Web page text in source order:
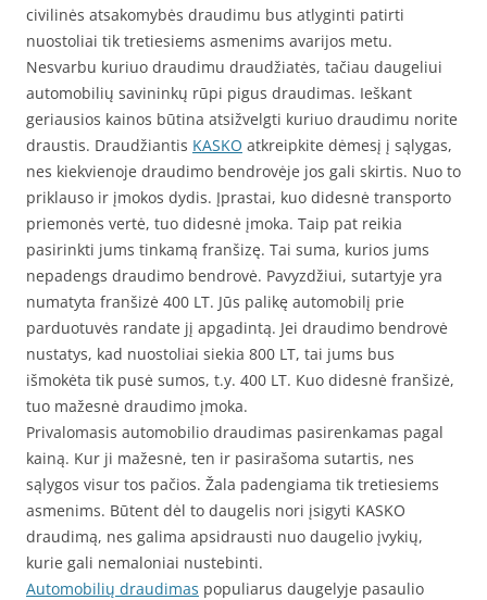
civilinės atsakomybės draudimu bus atlyginti patirti
nuostoliai tik tretiesiems asmenims avarijos metu.
Nesvarbu kuriuo draudimu draudžiatės, tačiau daugeliui
automobilių savininkų rūpi pigus draudimas. Ieškant
geriausios kainos būtina atsižvelgti kuriuo draudimu norite
draustis. Draudžiantis KASKO atkreipkite dėmesį į sąlygas,
nes kiekvienoje draudimo bendrovėje jos gali skirtis. Nuo to
priklauso ir įmokos dydis. Įprastai, kuo didesnė transporto
priemonės vertė, tuo didesnė įmoka. Taip pat reikia
pasirinkti jums tinkamą franšizę. Tai suma, kurios jums
nepadengs draudimo bendrovė. Pavyzdžiui, sutartyje yra
numatyta franšizė 400 LT. Jūs palikę automobilį prie
parduotuvės randate jį apgadintą. Jei draudimo bendrovė
nustatys, kad nuostoliai siekia 800 LT, tai jums bus
išmokėta tik pusė sumos, t.y. 400 LT. Kuo didesnė franšizė,
tuo mažesnė draudimo įmoka.
Privalomasis automobilio draudimas pasirenkamas pagal
kainą. Kur ji mažesnė, ten ir pasirašoma sutartis, nes
sąlygos visur tos pačios. Žala padengiama tik tretiesiems
asmenims. Būtent dėl to daugelis nori įsigyti KASKO
draudimą, nes galima apsidrausti nuo daugelio įvykių,
kurie gali nemaloniai nustebinti.
Automobilių draudimas populiarus daugelyje pasaulio